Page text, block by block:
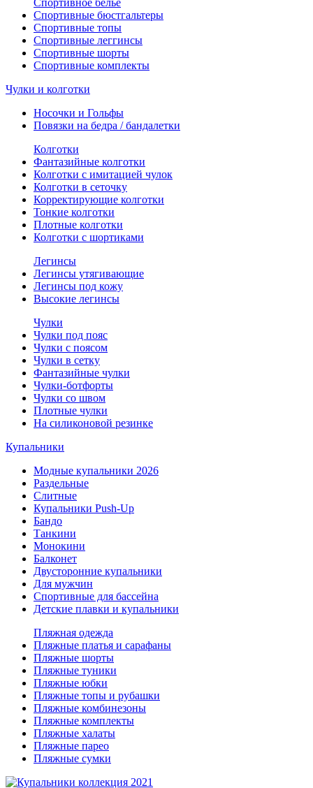
Спортивное белье
Спортивные бюстгальтеры
Спортивные топы
Спортивные леггинсы
Спортивные шорты
Спортивные комплекты
Чулки и колготки
Носочки и Гольфы
Повязки на бедра / бандалетки
Колготки
Фантазийные колготки
Колготки с имитацией чулок
Колготки в сеточку
Корректирующие колготки
Тонкие колготки
Плотные колготки
Колготки с шортиками
Легинсы
Легинсы утягивающие
Легинсы под кожу
Высокие легинсы
Чулки
Чулки под пояс
Чулки с поясом
Чулки в сетку
Фантазийные чулки
Чулки-ботфорты
Чулки со швом
Плотные чулки
На силиконовой резинке
Купальники
Модные купальники 2026
Раздельные
Слитные
Купальники Push-Up
Бандо
Танкини
Монокини
Балконет
Двусторонние купальники
Для мужчин
Спортивные для бассейна
Детские плавки и купальники
Пляжная одежда
Пляжные платья и сарафаны
Пляжные шорты
Пляжные туники
Пляжные юбки
Пляжные топы и рубашки
Пляжные комбинезоны
Пляжные комплекты
Пляжные халаты
Пляжные парео
Пляжные сумки